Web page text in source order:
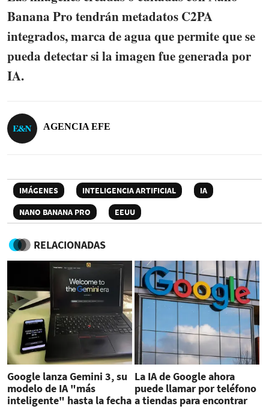
Banana Pro tendrán metadatos C2PA
integrados, marca de agua que permite que se
pueda detectar si la imagen fue generada por
IA.
AGENCIA EFE
IMÁGENES INTELIGENCIA ARTIFICIAL
IA
NANO BANANA PRO
EEUU
RELACIONADAS
Google lanza Gemini 3, su
modelo de IA "más
inteligente" hasta la fecha
La IA de Google ahora
puede llamar por teléfono
a tiendas para encontrar